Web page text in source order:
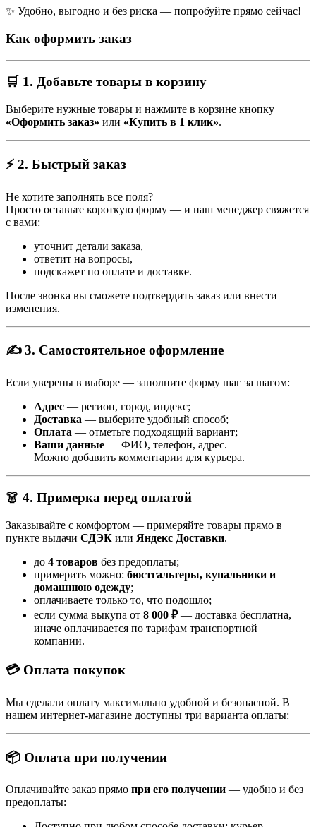
✨ Удобно, выгодно и без риска — попробуйте прямо сейчас!
Как оформить заказ
🛒 1. Добавьте товары в корзину
Выберите нужные товары и нажмите в корзине кнопку
«Оформить заказ» или «Купить в 1 клик».
⚡ 2. Быстрый заказ
Не хотите заполнять все поля?
Просто оставьте короткую форму — и наш менеджер свяжется
с вами:
уточнит детали заказа,
ответит на вопросы,
подскажет по оплате и доставке.
После звонка вы сможете подтвердить заказ или внести
изменения.
✍️ 3. Самостоятельное оформление
Если уверены в выборе — заполните форму шаг за шагом:
Адрес — регион, город, индекс;
Доставка — выберите удобный способ;
Оплата — отметьте подходящий вариант;
Ваши данные — ФИО, телефон, адрес.
Можно добавить комментарии для курьера.
👗 4. Примерка перед оплатой
Заказывайте с комфортом — примеряйте товары прямо в
пункте выдачи СДЭК или Яндекс Доставки.
до 4 товаров без предоплаты;
примерить можно: бюстгальтеры, купальники и
домашнюю одежду;
оплачиваете только то, что подошло;
если сумма выкупа от 8 000 ₽— доставка бесплатна,
иначе оплачивается по тарифам транспортной
компании.
💳 Оплата покупок
Мы сделали оплату максимально удобной и безопасной. В
нашем интернет-магазине доступны три варианта оплаты:
📦 Оплата при получении
Оплачивайте заказ прямо при его получении — удобно и без
предоплаты: